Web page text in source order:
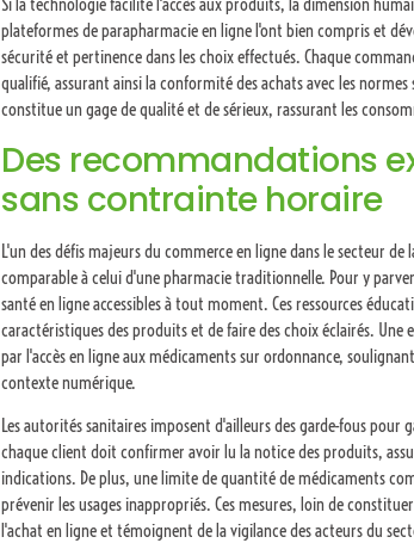
plateformes de parapharmacie en ligne l'ont bien compris et
sécurité et pertinence dans les choix effectués. Chaque
qualifié, assurant ainsi la conformité des achats avec les
constitue un gage de qualité et de sérieux, rassurant les
Des recommandations
sans contrainte horaire
L'un des défis majeurs du commerce en ligne dans le secteur
comparable à celui d'une pharmacie traditionnelle. Pour y
santé en ligne accessibles à tout moment. Ces ressources
caractéristiques des produits et de faire des choix éclairés.
par l'accès en ligne aux médicaments sur ordonnance,
contexte numérique.
Les autorités sanitaires imposent d'ailleurs des garde-fous
chaque client doit confirmer avoir lu la notice des produits,
indications. De plus, une limite de quantité de médicaments
prévenir les usages inappropriés. Ces mesures, loin de
l'achat en ligne et témoignent de la vigilance des acteurs du